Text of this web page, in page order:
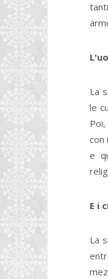
La
le
con
e
E i
La